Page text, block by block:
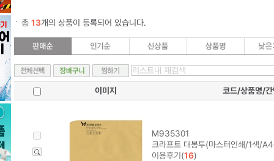
총 13개의 상품이 등록되어 있습니다.
이미지 코드/상품명/간
M935301
크라프트 대봉투(마스터인쇄/1색/
이용후기(16)